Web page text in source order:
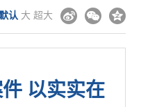
认 大 超大
以实实在